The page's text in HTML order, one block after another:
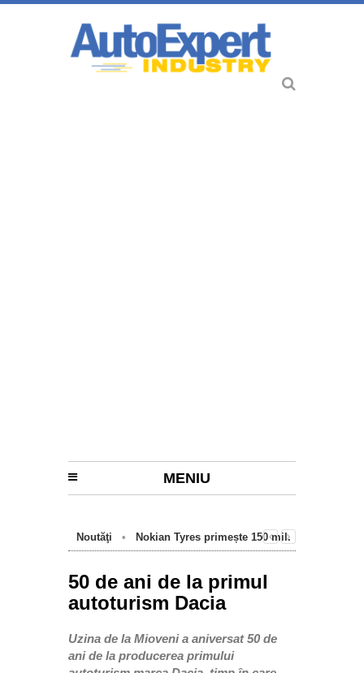
MENIU
Noutăţi •
Nokian Tyres primește 150 mil.
cu emisii zero de la Oradea
50 de ani de la primul
autoturism Dacia
Uzina de la Mioveni a aniversat 50 de
ani de la producerea primului